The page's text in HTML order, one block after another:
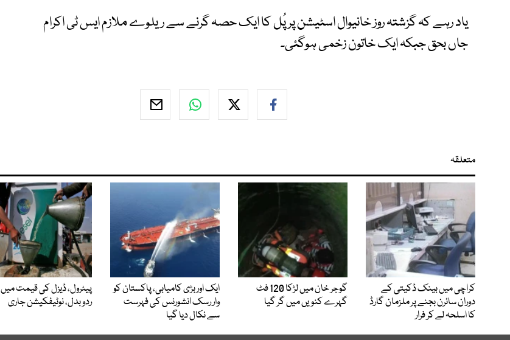
یاد رہے کہ گزشتہ روز خانیوال اسٹیشن پر پُل کا ایک حصہ گرنے سے ریلوے ملازم ایس ٹی اکرام
جاں بحق جبکہ ایک خاتون زخمی ہوگئی۔
متعلقہ
کراچی میں بینک ڈکیتی کے
دوران سائرن بجنے پر ملزمان گارڈ
کا اسلحہ لے کر فرار
گوجر خان میں لڑکا 120 فٹ
گہرے کنویں میں گر گیا
ایک اور بڑی کامیابی، پاکستان کو
وار رسک انشورنس کی فہرست
سے نکال دیا گیا
پیٹرول، ڈیزل کی قیمت میں
ردوبدل، نوٹیفکیشن جاری